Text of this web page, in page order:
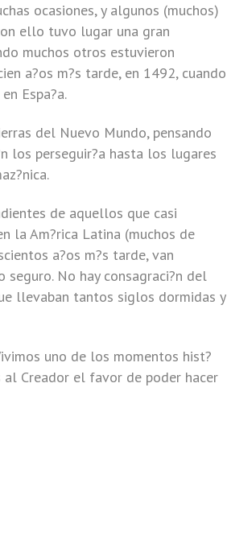
ocasiones, y algunos (muchos)
ello tuvo lugar una gran
muchos otros estuvieron
a?os m?s tarde, en 1492, cuando
Espa?a.
del Nuevo Mundo, pensando
los perseguir?a hasta los lugares
de aquellos que casi
la Am?rica Latina (muchos de
a?os m?s tarde, van
seguro. No hay consagraci?n del
llevaban tantos siglos dormidas y
uno de los momentos hist?
Creador el favor de poder hacer